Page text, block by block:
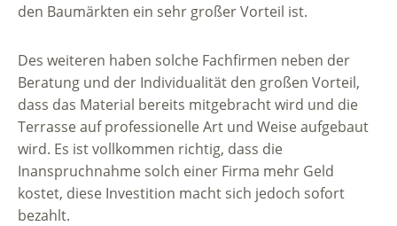
den Baumärkten ein sehr großer Vorteil ist.
Des weiteren haben solche Fachfirmen neben der
Beratung und der Individualität den großen Vorteil,
dass das Material bereits mitgebracht wird und die
Terrasse auf professionelle Art und Weise aufgebaut
wird. Es ist vollkommen richtig, dass die
Inanspruchnahme solch einer Firma mehr Geld
kostet, diese Investition macht sich jedoch sofort
bezahlt.